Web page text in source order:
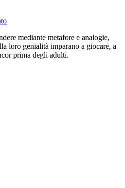
mediante metafore e analogie,
loro genialità imparano a giocare, a
prima degli adulti.